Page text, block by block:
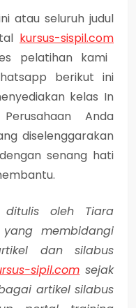
atau seluruh judul
kursus-sispil.com
pelatihan kami
berikut ini
kelas In
Anda
diselenggarakan
senang hati
oleh Tiara
yang membidangi
dan silabus
sipil.com sejak
artikel silabus